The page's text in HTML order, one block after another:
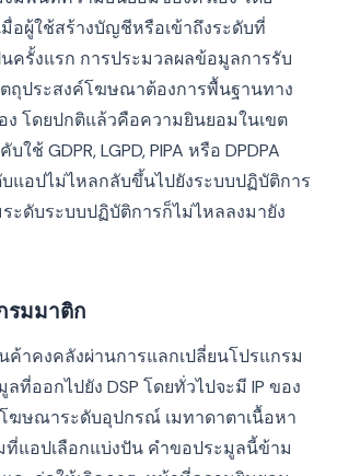
มื่อผู้ใช้สร้างบัญชีหรือเข้าถึงระดับที่
ครั้งแรก การประมวลผลข้อมูลการรับ
ถุประสงค์โฆษณาต้องการพื้นฐานทาง
ง โดยปกติแล้วคือความยินยอมในเขต
ช้ GDPR, LGPD, PIPA หรือ DPDPA
แอปไม่ไหลกลับขึ้นไปยังระบบปฏิบัติการ
ะดับระบบปฏิบัติการก็ไม่ไหลลงมายัง
รมมาติก
ค้าคงคลังผ่านการแลกเปลี่ยนโปรแกรม
ที่ออกไปยัง DSP โดยทั่วไปจะมี IP ของ
ฆษณาระดับอุปกรณ์ เมทาดาตาเนื้อหา
แอปเลือกแบ่งปัน คำขอประมูลนี้ข้าม